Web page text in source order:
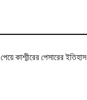
কাশ্মীরের পেসারের ইতিহাস